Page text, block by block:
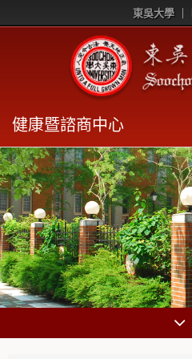
東吳大學
健康暨諮商中心